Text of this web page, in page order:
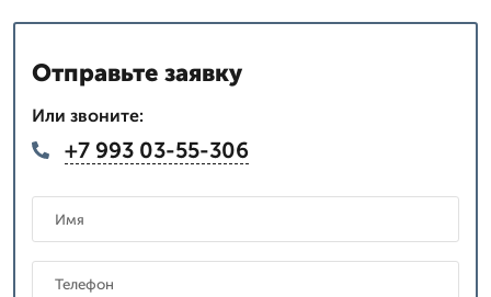
Отправьте заявку
Или звоните:
+7 993 03-55-306